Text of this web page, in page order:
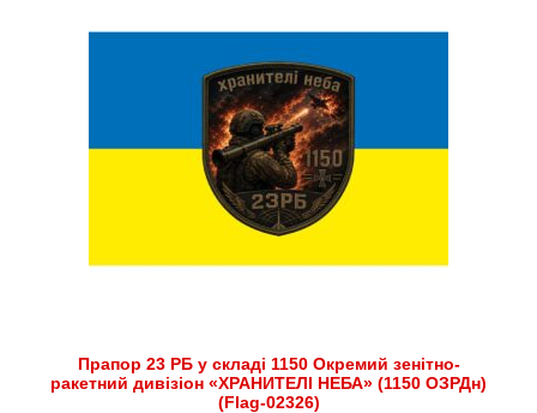
Прапор 23 РБ у складі 1150 Окремий зенітно-
ракетний дивізіон «ХРАНИТЕЛІ НЕБА» (1150 ОЗРДн)
(Flag-02326)